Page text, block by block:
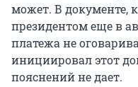
может. В документе,
президентом еще в
платежа не
инициировал этот
пояснений не дает.